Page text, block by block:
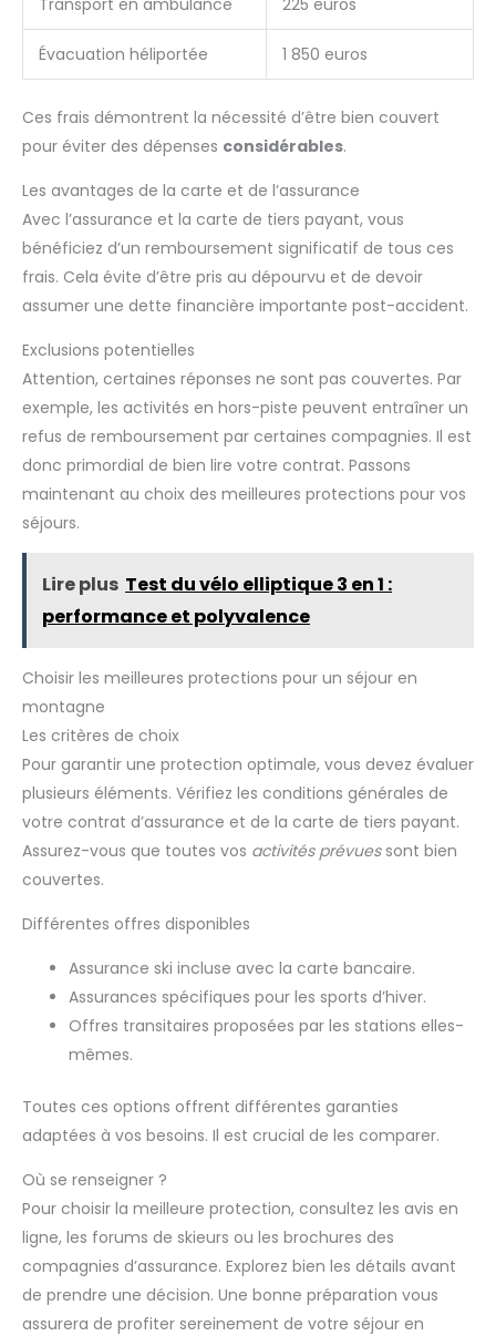
Transport en ambulance 225 euros
Évacuation héliportée 1 850 euros
Ces frais démontrent la nécessité d’être bien couvert
pour éviter des dépenses considérables.
Les avantages de la carte et de l’assurance
Avec l’assurance et la carte de tiers payant, vous
bénéficiez d’un remboursement significatif de tous ces
frais. Cela évite d’être pris au dépourvu et de devoir
assumer une dette financière importante post-accident.
Exclusions potentielles
Attention, certaines réponses ne sont pas couvertes. Par
exemple, les activités en hors-piste peuvent entraîner un
refus de remboursement par certaines compagnies. Il est
donc primordial de bien lire votre contrat. Passons
maintenant au choix des meilleures protections pour vos
séjours.
Lire plus Test du vélo elliptique 3 en 1 :
performance et polyvalence
Choisir les meilleures protections pour un séjour en
montagne
Les critères de choix
Pour garantir une protection optimale, vous devez évaluer
plusieurs éléments. Vérifiez les conditions générales de
votre contrat d’assurance et de la carte de tiers payant.
Assurez-vous que toutes vos activités prévuessont bien
couvertes.
Différentes offres disponibles
Assurance ski incluse avec la carte bancaire.
Assurances spécifiques pour les sports d’hiver.
Offres transitaires proposées par les stations elles-
mêmes.
Toutes ces options offrent différentes garanties
adaptées à vos besoins. Il est crucial de les comparer.
Où se renseigner ?
Pour choisir la meilleure protection, consultez les avis en
ligne, les forums de skieurs ou les brochures des
compagnies d’assurance. Explorez bien les détails avant
de prendre une décision. Une bonne préparation vous
assurera de profiter sereinement de votre séjour en